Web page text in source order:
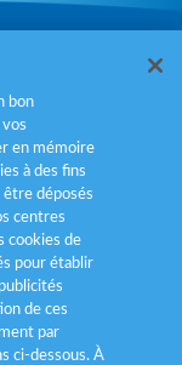
bon
en mémoire
à des fins
déposés
centres
cookies de
pour établir
de ces
par
ci-dessous. À